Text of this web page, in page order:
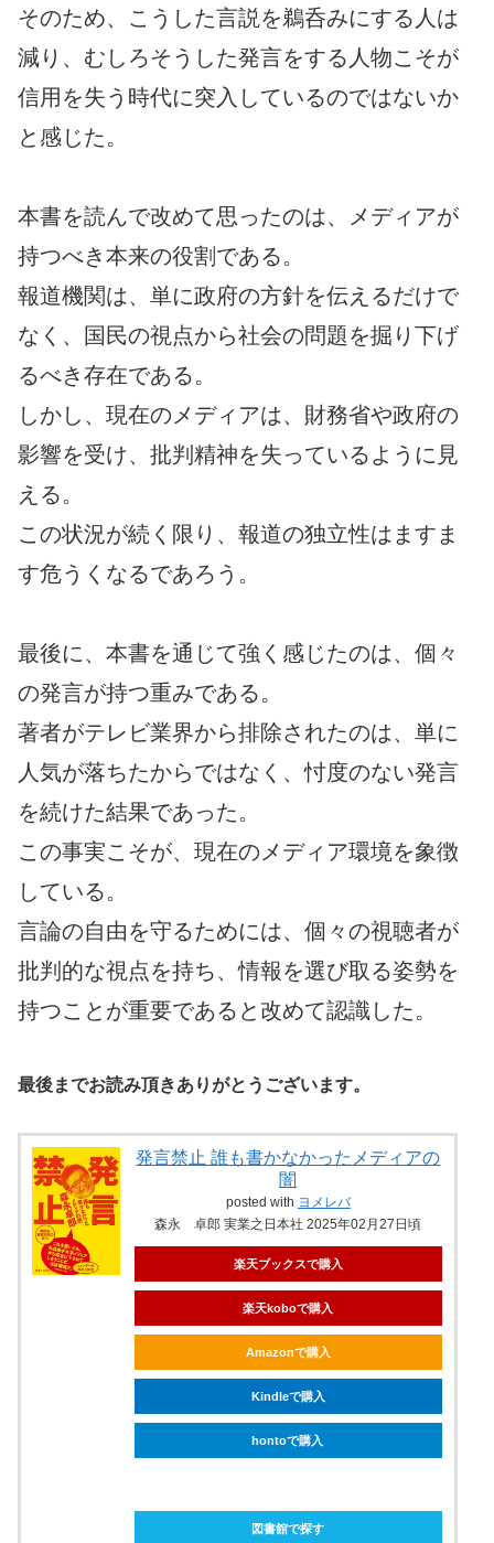
そのため、こうした言説を鵜呑みにする人は
減り、むしろそうした発言をする人物こそが
信用を失う時代に突入しているのではないか
と感じた。
本書を読んで改めて思ったのは、メディアが
持つべき本来の役割である。
報道機関は、単に政府の方針を伝えるだけで
なく、国民の視点から社会の問題を掘り下げ
るべき存在である。
しかし、現在のメディアは、財務省や政府の
影響を受け、批判精神を失っているように見
える。
この状況が続く限り、報道の独立性はますま
す危うくなるであろう。
最後に、本書を通じて強く感じたのは、個々
の発言が持つ重みである。
著者がテレビ業界から排除されたのは、単に
人気が落ちたからではなく、忖度のない発言
を続けた結果であった。
この事実こそが、現在のメディア環境を象徴
している。
言論の自由を守るためには、個々の視聴者が
批判的な視点を持ち、情報を選び取る姿勢を
持つことが重要であると改めて認識した。
最後までお読み頂きありがとうございます。
発言禁止 誰も書かなかったメディアの
闇
posted with ヨメレバ
森永 卓郎 実業之日本社 2025年02月27日頃
楽天ブックスで購入
楽天koboで購入
Amazonで購入
Kindleで購入
hontoで購入
図書館で探す